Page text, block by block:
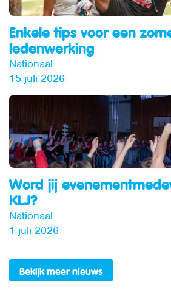
Enkele tips voor een
ledenwerking
Nationaal
15 juli 2026
Word jij
KLJ?
Nationaal
1 juli 2026
Bekijk meer nieuws